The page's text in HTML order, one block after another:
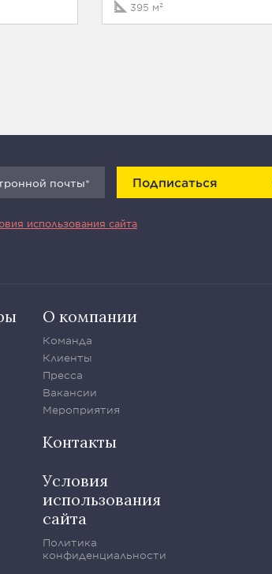
395 м²
Подписаться
использования сайта
О компании
Команда
Клиенты
Пресса
Вакансии
Мероприятия
Контакты
Условия
использования
сайта
Политика
конфиденциальности